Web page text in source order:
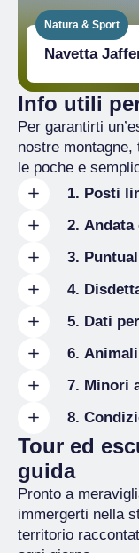
Natura & Sport
Navetta
Info utili
Per garantirti
nostre
le poche e
1. Posti
Turismo
2.
3.
4.
annullare
5. Dati
6.
7. Minori
8.
fossero
Tour ed
guida
Pronto a
immergerti nella
territorio